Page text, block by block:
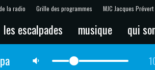
la radio Grille des programmes MJC Jacques Prévert
les escalpades musique qui